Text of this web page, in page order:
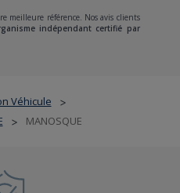
Véhicule >
> MANOSQUE
meilleure référence. Nos avis clients
indépendant certifié par